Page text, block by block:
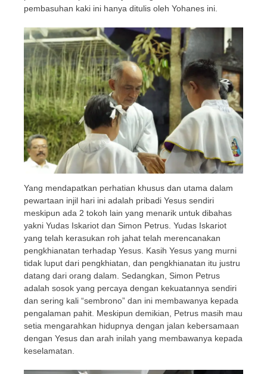
pembasuhan kaki ini hanya ditulis oleh Yohanes ini.
Yang mendapatkan perhatian khusus dan utama dalam
pewartaan injil hari ini adalah pribadi Yesus sendiri
meskipun ada 2 tokoh lain yang menarik untuk dibahas
yakni Yudas Iskariot dan Simon Petrus. Yudas Iskariot
yang telah kerasukan roh jahat telah merencanakan
pengkhianatan terhadap Yesus. Kasih Yesus yang murni
tidak luput dari pengkhiatan, dan pengkhianatan itu justru
datang dari orang dalam. Sedangkan, Simon Petrus
adalah sosok yang percaya dengan kekuatannya sendiri
dan sering kali “sembrono” dan ini membawanya kepada
pengalaman pahit. Meskipun demikian, Petrus masih mau
setia mengarahkan hidupnya dengan jalan kebersamaan
dengan Yesus dan arah inilah yang membawanya kepada
keselamatan.